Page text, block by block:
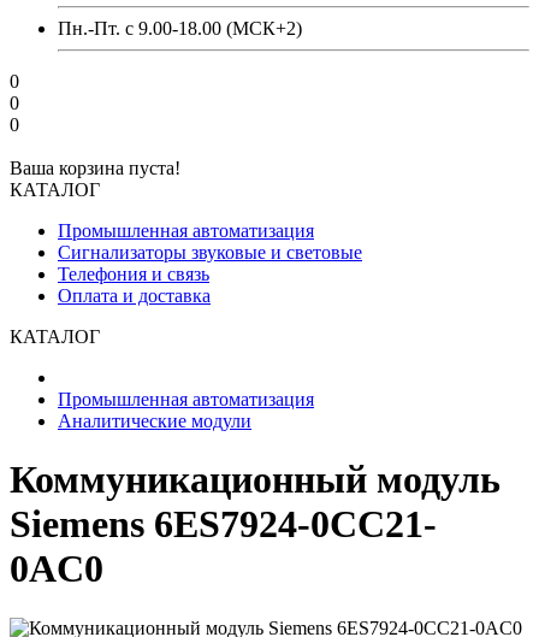
Пн.-Пт. с 9.00-18.00 (МСК+2)
0
0
0
Ваша корзина пуста!
КАТАЛОГ
Промышленная автоматизация
Сигнализаторы звуковые и световые
Телефония и связь
Оплата и доставка
КАТАЛОГ
Промышленная автоматизация
Аналитические модули
Коммуникационный модуль
Siemens 6ES7924-0CC21-
0AC0